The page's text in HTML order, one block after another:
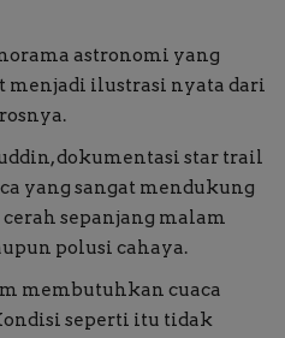
astronomi yang
menjadi ilustrasi nyata dari
dokumentasi star trail
yang sangat mendukung
sepanjang malam
polusi cahaya.
membutuhkan cuaca
seperti itu tidak